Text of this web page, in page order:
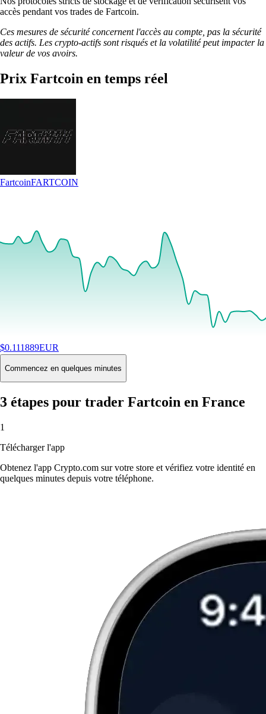
accès pendant vos trades de Fartcoin.
Ces mesures de sécurité concernent l'accès au compte, pas la sécurité
des actifs. Les crypto-actifs sont risqués et la volatilité peut impacter la
valeur de vos avoirs.
Prix Fartcoin en temps réel
FartcoinFARTCOIN
$0.111889EUR
+0.37%24H
Buy
Commencez en quelques minutes
3 étapes pour trader Fartcoin en France
1
Télécharger l'app
Obtenez l'app Crypto.com sur votre store et vérifiez votre identité en
quelques minutes depuis votre téléphone.